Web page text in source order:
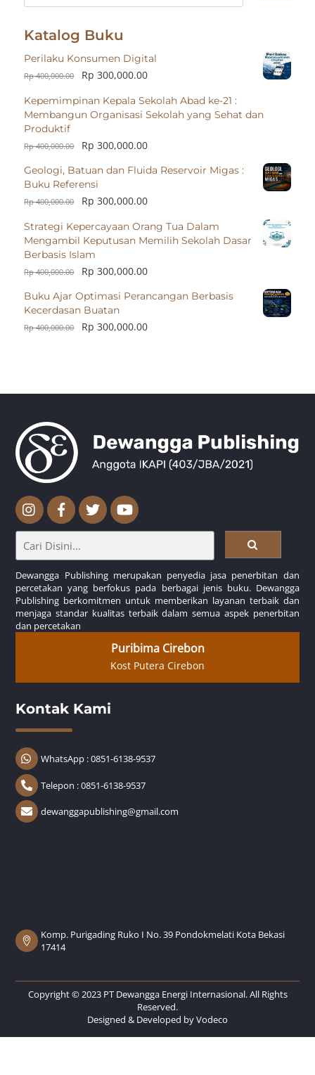
Katalog Buku
Perilaku Konsumen Digital
Rp400,000.00 Rp 300,000.00
Kepemimpinan Kepala Sekolah Abad ke-21 :
Membangun Organisasi Sekolah yang Sehat dan
Produktif
Rp400,000.00 Rp 300,000.00
Geologi, Batuan dan Fluida Reservoir Migas :
Buku Referensi
Rp400,000.00 Rp 300,000.00
Strategi Kepercayaan Orang Tua Dalam
Mengambil Keputusan Memilih Sekolah Dasar
Berbasis Islam
Rp400,000.00 Rp 300,000.00
Buku Ajar Optimasi Perancangan Berbasis
Kecerdasan Buatan
Rp400,000.00 Rp 300,000.00
Dewangga Publishing merupakan penyedia jasa penerbitan dan
percetakan yang berfokus pada berbagai jenis buku. Dewangga
Publishing berkomitmen untuk memberikan layanan terbaik dan
menjaga standar kualitas terbaik dalam semua aspek penerbitan
dan percetakan
Puribima Cirebon
Kost Putera Cirebon
Kontak Kami
WhatsApp : 0851-6138-9537
Telepon : 0851-6138-9537
dewanggapublishing@gmail.com
Komp. Purigading Ruko I No. 39 Pondokmelati Kota Bekasi
17414
Copyright © 2023 PT Dewangga Energi Internasional. All Rights
Reserved.
Designed & Developed byVodeco